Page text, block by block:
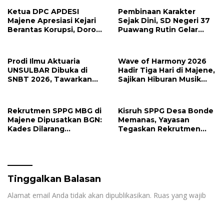
Ketua DPC APDESI
Majene Apresiasi Kejari
Berantas Korupsi, Dorong
Pembinaan Karakter
Sejak Dini, SD Negeri 37
Puawang Rutin Gelar
Prodi Ilmu Aktuaria
UNSULBAR Dibuka di
SNBT 2026, Tawarkan
Wave of Harmony 2026
Hadir Tiga Hari di Majene,
Sajikan Hiburan Musik
Rekrutmen SPPG MBG di
Majene Dipusatkan BGN:
Kades Dilarang
Kisruh SPPG Desa Bonde
Memanas, Yayasan
Tegaskan Rekrutmen
Tinggalkan Balasan
Alamat email Anda tidak akan dipublikasikan. Ruas yang wajib